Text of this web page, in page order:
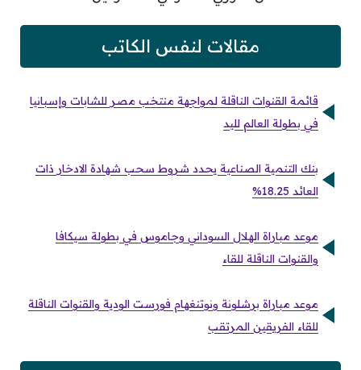
مقالات لنفس الكاتب
قائمة القنوات الناقلة لمواجهة منتخب مصر للشابات وإسبانيا
في بطولة العالم لليد
بنك التنمية الصناعية يحدد شروط سحب شهادة الادخار ذات
العائد 18.25%
موعد مباراة الهلال السوداني وجاموس في بطولة سيكافا
والقنوات الناقلة للقاء
موعد مباراة برشلونة ونوتنغهام فورست الودية والقنوات الناقلة
للقاء الفريقين المرتقب